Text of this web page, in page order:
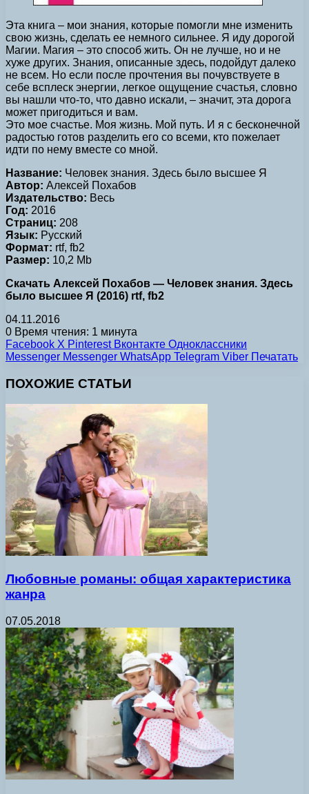
Эта книга – мои знания, которые помогли мне изменить
свою жизнь, сделать ее немного сильнее. Я иду дорогой
Магии. Магия – это способ жить. Он не лучше, но и не
хуже других. Знания, описанные здесь, подойдут далеко
не всем. Но если после прочтения вы почувствуете в
себе всплеск энергии, легкое ощущение счастья, словно
вы нашли что-то, что давно искали, – значит, эта дорога
может пригодиться и вам.
Это мое счастье. Моя жизнь. Мой путь. И я с бесконечной
радостью готов разделить его со всеми, кто пожелает
идти по нему вместе со мной.
Название: Человек знания. Здесь было высшее Я
Автор: Алексей Похабов
Издательство: Весь
Год: 2016
Страниц: 208
Язык: Русский
Формат: rtf, fb2
Размер: 10,2 Mb
Скачать Алексей Похабов — Человек знания. Здесь
было высшее Я (2016) rtf, fb2
04.11.2016
0 Время чтения: 1 минута
Facebook X Pinterest Вконтакте Одноклассники
Messenger Messenger WhatsApp Telegram Viber Печатать
ПОХОЖИЕ СТАТЬИ
Любовные романы: общая характеристика
жанра
07.05.2018